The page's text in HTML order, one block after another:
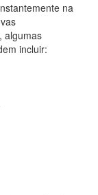
na
algumas
incluir: